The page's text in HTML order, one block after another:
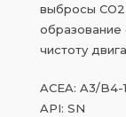
выбросы
образование
чистоту
ACEA: A3/B4-
API: SN